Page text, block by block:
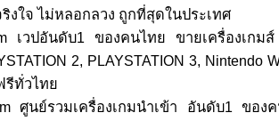
งใจ ไม่หลอกลวง ถูกที่สุดในประเทศ
เวปอันดับ1 ของคนไทย ขายเครื่องเก
2, PLAYSTATION 3, Nintendo
รีทั่วไทย
ศูนย์รวมเครื่องเกมนำเข้า อันดับ1 ขอ